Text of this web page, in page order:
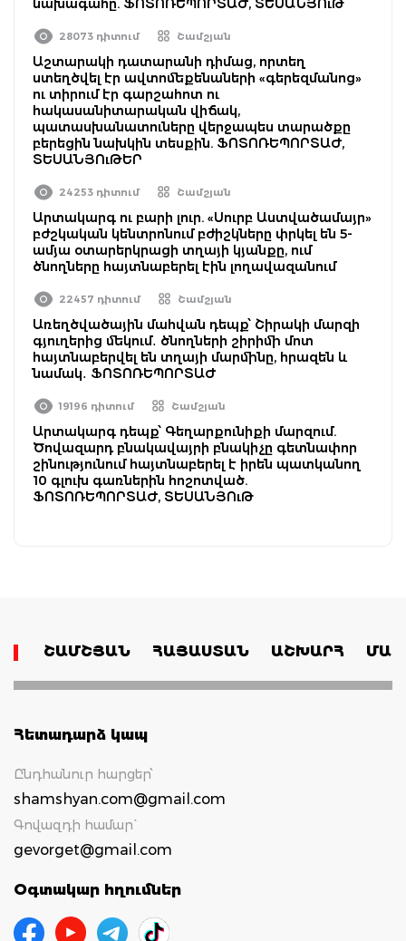
նախագահը. ՖՈՏՈՌԵՊՈՐՏԱԺ, ՏԵՍԱՆՅՈւԹ
28073 դիտում Շամշյան
Աշտարակի դատարանի դիմաց, որտեղ
ստեղծվել էր ավտոմեքենաների «գերեզմանոց»
ու տիրում էր գարշահոտ ու
հակասանիտարական վիճակ,
պատասխանատուները վերջապես տարածքը
բերեցին նախկին տեսքին. ՖՈՏՈՌԵՊՈՐՏԱԺ,
ՏԵՍԱՆՅՈւԹԵՐ
24253 դիտում Շամշյան
Արտակարգ ու բարի լուր. «Սուրբ Աստվածամայր»
բժշկական կենտրոնում բժիշկները փրկել են 5-
ամյա օտարերկրացի տղայի կյանքը, ում
ծնողները հայտնաբերել էին լողավազանում
22457 դիտում Շամշյան
Առեղծվածային մահվան դեպք՝ Շիրակի մարզի
գյուղերից մեկում․ ծնողների շիրիմի մոտ
հայտնաբերվել են տղայի մարմինը, հրազեն և
նամակ․ ՖՈՏՈՌԵՊՈՐՏԱԺ
19196 դիտում Շամշյան
Արտակարգ դեպք՝ Գեղարքունիքի մարզում.
Ծովազարդ բնակավայրի բնակիչը գետնափոր
շինությունում հայտնաբերել է իրեն պատկանող
10 գլուխ գառներին հոշոտված.
ՖՈՏՈՌԵՊՈՐՏԱԺ, ՏԵՍԱՆՅՈւԹ
ՇԱՄՇՅԱՆ ՀԱՅԱՍՏԱՆ ԱՇԽԱՐՀ
Հետադարձ կապ
Ընդհանուր հարցեր՝
shamshyan.com@gmail.com
Գովազդի համար`
gevorget@gmail.com
Օգտակար հղումներ